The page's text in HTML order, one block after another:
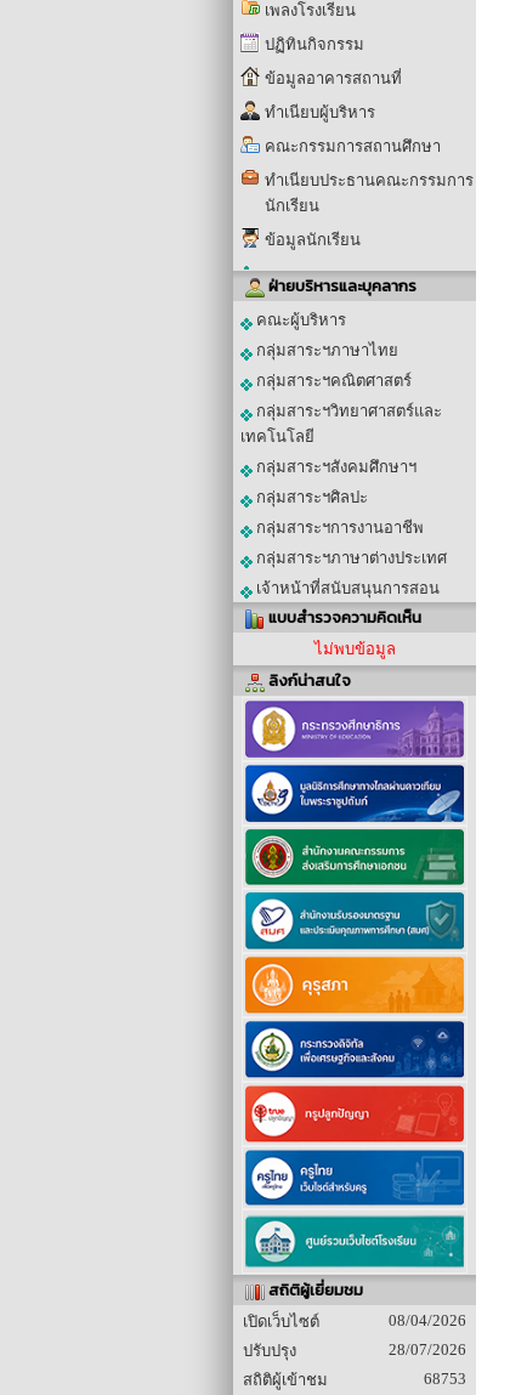
เพลงโรงเรียน
ปฏิทินกิจกรรม
ข้อมูลอาคารสถานที่
ทำเนียบผู้บริหาร
คณะกรรมการสถานศึกษา
ทำเนียบประธานคณะกรรมการ
นักเรียน
ข้อมูลนักเรียน
ฝ่ายบริหารและบุคลากร
คณะผู้บริหาร
กลุ่มสาระฯภาษาไทย
กลุ่มสาระฯคณิตศาสตร์
กลุ่มสาระฯวิทยาศาสตร์และ
เทคโนโลยี
กลุ่มสาระฯสังคมศึกษาฯ
กลุ่มสาระฯศิลปะ
กลุ่มสาระฯการงานอาชีพ
กลุ่มสาระฯภาษาต่างประเทศ
เจ้าหน้าที่สนับสนุนการสอน
แบบสำรวจความคิดเห็น
ไม่พบข้อมูล
ลิงก์น่าสนใจ
สถิติผู้เยี่ยมชม
เปิดเว็บไซต์
08/04/2026
ปรับปรุง
28/07/2026
สถิติผู้เข้าชม
68753